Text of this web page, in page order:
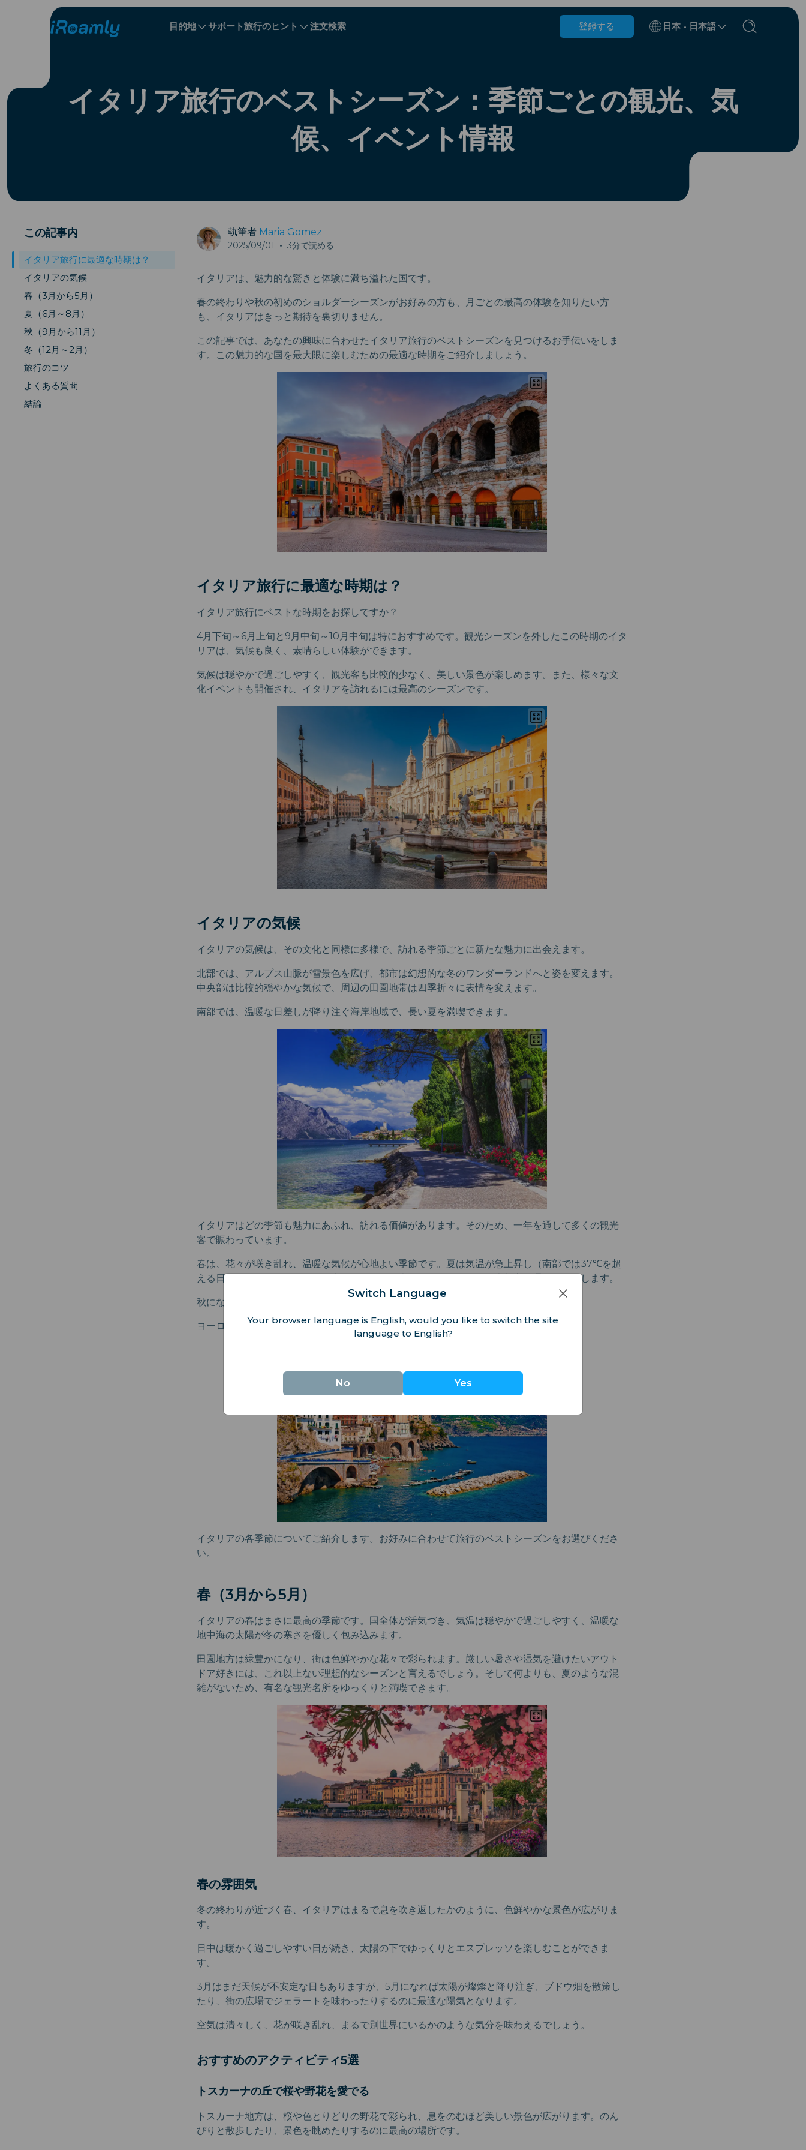
目的地 サポート旅行のヒント 注文検索 登録する 日本 - 日本語
リージョナル eSIM
ブルガリア カンボジア カナダ チリ
クロアチア キプロス
エクアドル エジプト
イタリア旅行のベストシーズン：季節ごとの観光、気
候、イベント情報
この記事内
イタリア旅行に最適な時期は？
イタリアの気候
春（3月から5月）
夏（6月～8月）
秋（9月から11月）
冬（12月～2月）
旅行のコツ
よくある質問
結論
執筆者 Maria Gomez
2025/09/01 • 3分で読める
イタリアは、魅力的な驚きと体験に満ち溢れた国です。
春の終わりや秋の初めのショルダーシーズンがお好みの方も、月ごとの最高の体験を知りたい方
も、イタリアはきっと期待を裏切りません。
この記事では、あなたの興味に合わせたイタリア旅行のベストシーズンを見つけるお手伝いをしま
す。この魅力的な国を最大限に楽しむための最適な時期をご紹介しましょう。
イタリア旅行に最適な時期は？
イタリア旅行にベストな時期をお探しですか？
4月下旬～6月上旬と9月中旬～10月中旬は特におすすめです。観光シーズンを外したこの時期のイタ
リアは、気候も良く、素晴らしい体験ができます。
気候は穏やかで過ごしやすく、観光客も比較的少なく、美しい景色が楽しめます。また、様々な文
化イベントも開催され、イタリアを訪れるには最高のシーズンです。
イタリアの気候
イタリアの気候は、その文化と同様に多様で、訪れる季節ごとに新たな魅力に出会えます。
北部では、アルプス山脈が雪景色を広げ、都市は幻想的な冬のワンダーランドへと姿を変えます。
中央部は比較的穏やかな気候で、周辺の田園地帯は四季折々に表情を変えます。
南部では、温暖な日差しが降り注ぐ海岸地域で、長い夏を満喫できます。
イタリアはどの季節も魅力にあふれ、訪れる価値があります。そのため、一年を通して多くの観光
客で賑わっています。
春は、花々が咲き乱れ、温暖な気候が心地よい季節です。夏は気温が急上昇し（南部では37℃を超
える日も珍しくありません）、太陽の下での日光浴を楽しむ人々で、大都市の通りは混雑します。
秋になると涼しくなり、美術館やレストラン巡りなど、街歩きに最適な季節となります。
ヨーロッパのクリスマスを楽しみたいなら、冬のイタリアはおすすめです。
イタリアの各季節についてご紹介します。お好みに合わせて旅行のベストシーズンをお選びくださ
い。
春（3月から5月）
イタリアの春はまさに最高の季節です。国全体が活気づき、気温は穏やかで過ごしやすく、温暖な
地中海の太陽が冬の寒さを優しく包み込みます。
田園地方は緑豊かになり、街は色鮮やかな花々で彩られます。厳しい暑さや湿気を避けたいアウト
ドア好きには、これ以上ない理想的なシーズンと言えるでしょう。そして何よりも、夏のような混
雑がないため、有名な観光名所をゆっくりと満喫できます。
春の雰囲気
冬の終わりが近づく春、イタリアはまるで息を吹き返したかのように、色鮮やかな景色が広がりま
す。
日中は暖かく過ごしやすい日が続き、太陽の下でゆっくりとエスプレッソを楽しむことができま
す。
3月はまだ天候が不安定な日もありますが、5月になれば太陽が燦燦と降り注ぎ、ブドウ畑を散策し
たり、街の広場でジェラートを味わったりするのに最適な陽気となります。
空気は清々しく、花が咲き乱れ、まるで別世界にいるかのような気分を味わえるでしょう。
おすすめのアクティビティ5選
トスカーナの丘で桜や野花を愛でる
トスカーナ地方は、桜や色とりどりの野花で彩られ、息をのむほど美しい景色が広がります。のん
びりと散歩したり、景色を眺めたりするのに最高の場所です。
Switch Language
Your browser language is English, would you like to switch the site
language to English?
No Yes